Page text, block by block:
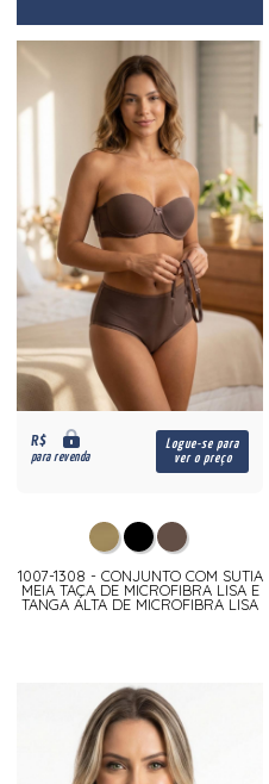
R$
para revenda
Logue-se para
ver o preço
1007-1308 - CONJUNTO COM SUTIA
MEIA TAÇA DE MICROFIBRA LISA E
TANGA ALTA DE MICROFIBRA LISA